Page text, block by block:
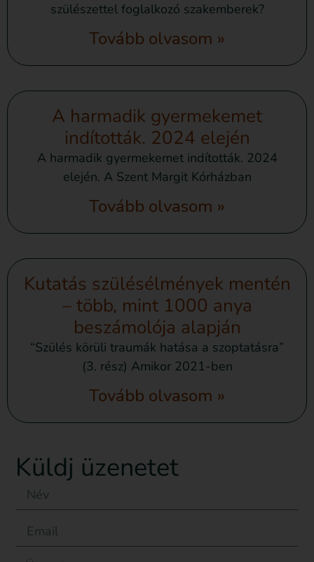
szülészettel foglalkozó szakemberek?
Tovább olvasom »
A harmadik gyermekemet
indították. 2024 elején
A harmadik gyermekemet indították. 2024
elején. A Szent Margit Kórházban
Tovább olvasom »
Kutatás szülésélmények mentén
– több, mint 1000 anya
beszámolója alapján
“Szülés körüli traumák hatása a szoptatásra”
(3. rész) Amikor 2021-ben
Tovább olvasom »
Küldj üzenetet